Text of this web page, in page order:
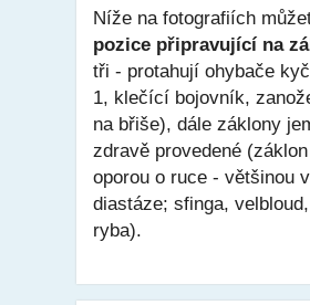
Níže na fotografiích
pozice připravující na
tři - protahují ohybače
1, klečící bojovník,
na břiše), dále záklony
zdravě provedené
oporou o ruce - většinou
diastáze; sfinga,
ryba).